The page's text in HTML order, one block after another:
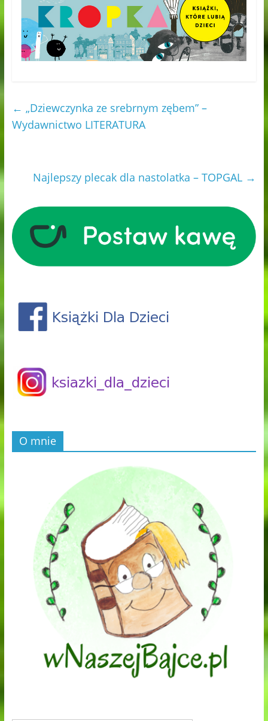
← „Dziewczynka ze srebrnym zębem” –
Wydawnictwo LITERATURA
Najlepszy plecak dla nastolatka – TOPGAL →
O mnie